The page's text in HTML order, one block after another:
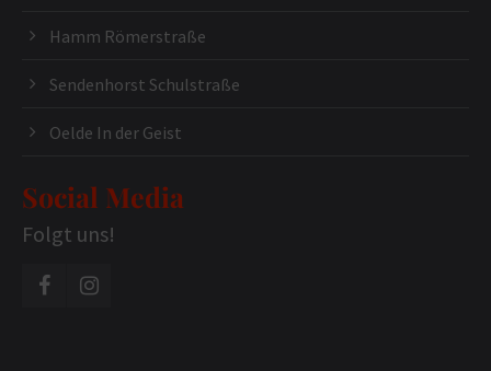
Hamm Römerstraße
Sendenhorst Schulstraße
Oelde In der Geist
Social Media
Folgt uns!